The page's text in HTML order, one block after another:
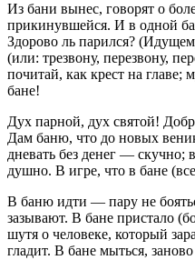
Из бани вынес, говорят о
прикинувшейся. И в одной
Здорово ль парился?
(или: трезвону, перезвону,
почитай, как крест на главе;
бане!
Дух парной, дух святой!
Дам баню, что до новых
дневать без денег — скучно;
душно. В игре, что в бане
В баню идти — пару не
зазывают. В бане пристало
шутя о человеке, который
гладит. В бане мыться, заново